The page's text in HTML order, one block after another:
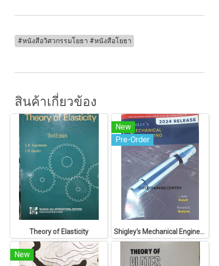
#หนังสือวิศวกรรมโยธา #หนังสือโยธา
สินค้าเกี่ยวข้อง
Theory of Elasticity
New
Pre-Order
Shigley's Mechanical Engineering Design
New